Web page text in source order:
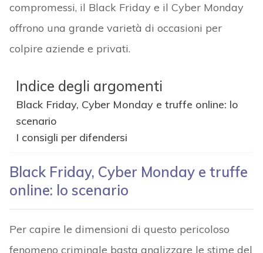
compromessi, il Black Friday e il Cyber Monday
offrono una grande varietà di occasioni per
colpire aziende e privati.
Indice degli argomenti
Black Friday, Cyber Monday e truffe online: lo
scenario
I consigli per difendersi
Black Friday, Cyber Monday e truffe
online: lo scenario
Per capire le dimensioni di questo pericoloso
fenomeno criminale basta analizzare le stime del